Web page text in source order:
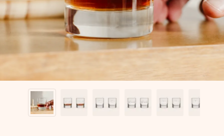
billede af dig eller en besked, der går lige i hendes hjerte.
Intet besvær men udelukkende en masse kærlighed i
øjeblikket.